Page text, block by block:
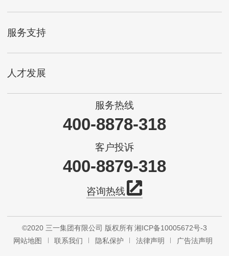
服务支持
人才发展
服务热线
400-8878-318
客户投诉
400-8879-318
咨询热线
©2020 三一集团有限公司 版权所有湘ICP备10005672号-3
网站地图
联系我们 隐私保护 法律声明 广告法声明